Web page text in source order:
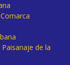
de la